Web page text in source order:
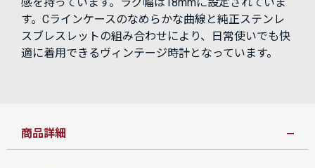
感を持っています。ラグ幅は18mmに設定されていま
す。Cラインケースのなめらかな曲線と純正ステンレ
スブレスレットの組み合わせにより、日常使いでも快
適に着用できるヴィンテージ時計となっています。
商品詳細